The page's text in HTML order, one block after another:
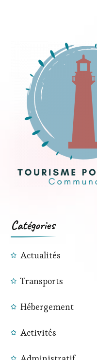
Catégories
Actualités
Transports
Hébergement
Activités